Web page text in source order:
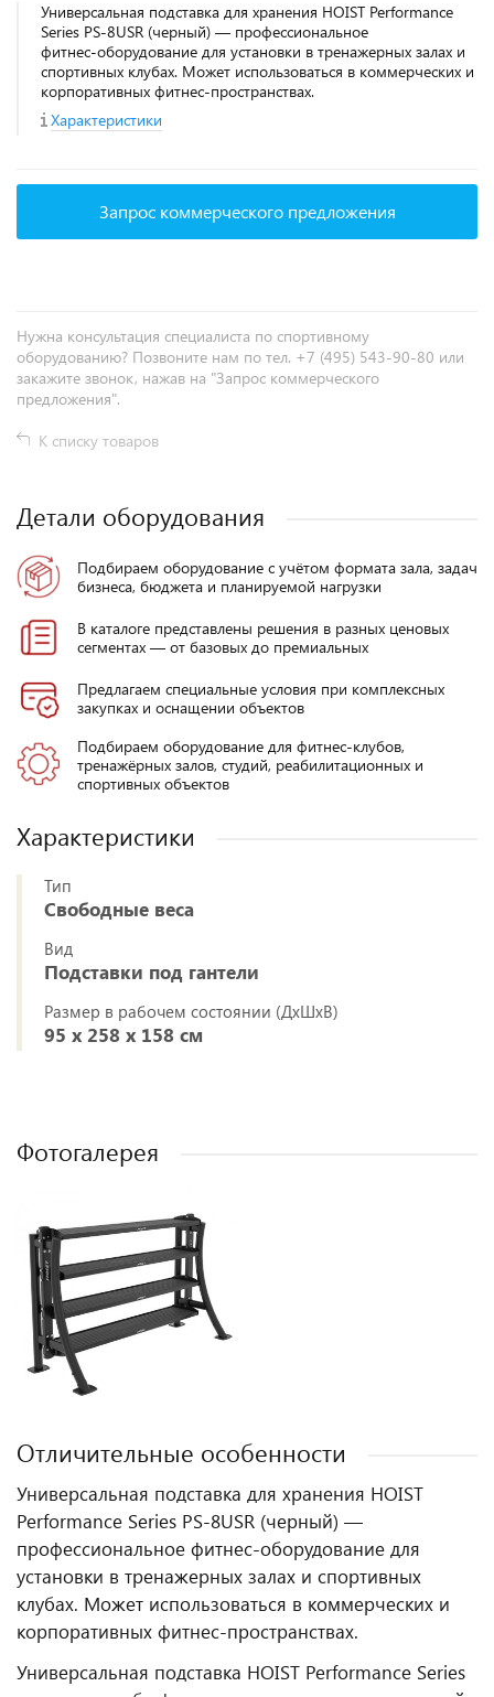
Универсальная подставка для хранения HOIST Performance
Series PS-8USR (черный) — профессиональное
фитнес‑оборудование для установки в тренажерных залах и
спортивных клубах. Может использоваться в коммерческих и
корпоративных фитнес‑пространствах.
Характеристики
Запрос коммерческого предложения
Нужна консультация специалиста по спортивному
оборудованию? Позвоните нам по тел. +7 (495) 543-90-80 или
закажите звонок, нажав на "Запрос коммерческого
предложения".
К списку товаров
Детали оборудования
Подбираем оборудование с учётом формата зала, задач
бизнеса, бюджета и планируемой нагрузки
В каталоге представлены решения в разных ценовых
сегментах — от базовых до премиальных
Предлагаем специальные условия при комплексных
закупках и оснащении объектов
Подбираем оборудование для фитнес-клубов,
тренажёрных залов, студий, реабилитационных и
спортивных объектов
Характеристики
Тип
Свободные веса
Вид
Подставки под гантели
Размер в рабочем состоянии (ДxШxВ)
95 х 258 х 158 см
Фотогалерея
Отличительные особенности
Универсальная подставка для хранения HOIST
Performance Series PS-8USR (черный) —
профессиональное фитнес‑оборудование для
установки в тренажерных залах и спортивных
клубах. Может использоваться в коммерческих и
корпоративных фитнес‑пространствах.
Универсальная подставка HOIST Performance Series